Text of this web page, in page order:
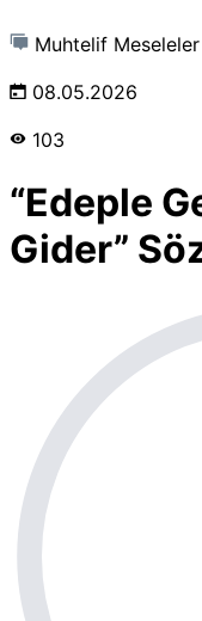
Muhtelif Meseleler
08.05.2026
103
“Edeple
Gider”